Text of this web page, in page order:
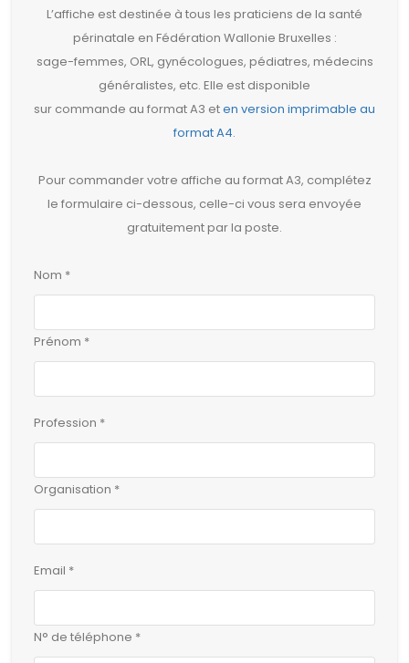
L’affiche est destinée à tous les praticiens de la santé
périnatale en Fédération Wallonie Bruxelles :
sage-femmes, ORL, gynécologues, pédiatres, médecins
généralistes, etc. Elle est disponible
sur commande au format A3 eten version imprimable au
format A4.
Pour commander votre affiche au format A3, complétez
le formulaire ci-dessous, celle-ci vous sera envoyée
gratuitement par la poste.
Nom *
Prénom *
Profession *
Organisation *
Email *
N° de téléphone *